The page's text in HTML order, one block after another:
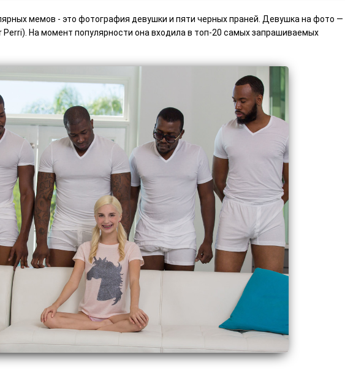
мемов - это фотография девушки и пяти черных праней. Девушка на фото —
Perri). На момент популярности она входила в топ-20 самых запрашиваемых